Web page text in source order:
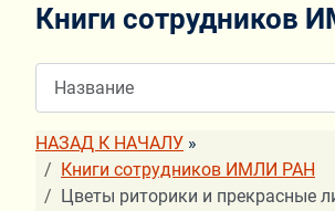
Книги сотрудников
НАЗАД К НАЧАЛУ »
Книги сотрудников ИМЛИ РАН
Цветы риторики и прекрасные